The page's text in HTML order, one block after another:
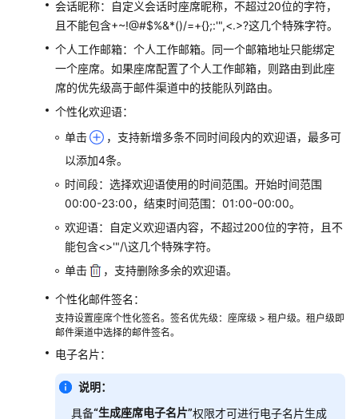
交
谈
业
务
座
席
其
作
管
质
检
结
果
典
会话昵称：自定义会话时座席昵称，不超过20位的字符，
且不能包含+~!@#$%&*()/=+{};:'",<.>?这几个特殊字符。
个人工作邮箱：个人工作邮箱。同一个邮箱地址只能绑定
一个座席。如果座席配置了个人工作邮箱，则路由到此座
席的优先级高于邮件渠道中的技能队列路由。
个性化欢迎语：
单击
，支持新增多条不同时间段内的欢迎语，最多可
以添加4条。
时间段：选择欢迎语使用的时间范围。开始时间范围
00:00-23:00，结束时间范围：01:00-00:00。
欢迎语：自定义欢迎语内容，不超过200位的字符，且不
能包含<>'"/\这几个特殊字符。
单击
，支持删除多余的欢迎语。
个性化邮件签名：
支持设置座席个性化签名。签名优先级：座席级 > 租户级。租户级即
邮件渠道中选择的邮件签名。
电子名片：
说明：
具备“生成座席电子名片”权限才可进行电子名片生成